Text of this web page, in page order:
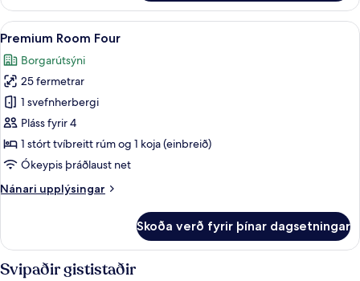
Room
Balcony
Skoða
allar
myndir
fyrir
Premium
Room
Four
Premium Room Four | Öryggishólf í
6
Premium Room Four
Borgarútsýni
25 fermetrar
1 svefnherbergi
Pláss fyrir 4
1 stórt tvíbreitt rúm og 1 koja (einbreið)
Ókeypis þráðlaust net
Nánari upplýsingar
Nánari
Room
Four
Skoða verð fyrir þínar dagsetningar
Svipaðir gististaðir